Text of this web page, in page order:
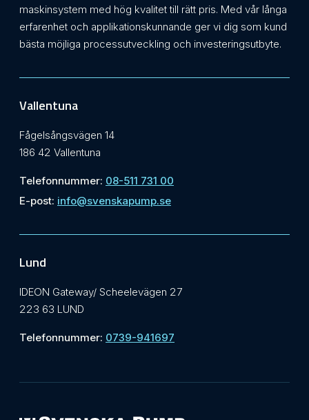
maskinsystem med hög kvalitet till rätt pris. Med vår långa
erfarenhet och applikationskunnande ger vi dig som kund
bästa möjliga processutveckling och investeringsutbyte.
Vallentuna
Fågelsångsvägen 14
186 42 Vallentuna
Telefonnummer: 08-511 731 00
E-post: info@svenskapump.se
Lund
IDEON Gateway/ Scheelevägen 27
223 63 LUND
Telefonnummer: 0739-941697